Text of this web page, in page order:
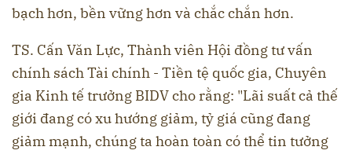
bạch hơn, bền vững hơn và chắc chắn hơn.
TS. Cấn Văn Lực, Thành viên Hội đồng tư vấn
chính sách Tài chính - Tiền tệ quốc gia, Chuyên
gia Kinh tế trưởng BIDV cho rằng: "Lãi suất cả thế
giới đang có xu hướng giảm, tỷ giá cũng đang
giảm mạnh, chúng ta hoàn toàn có thể tin tưởng